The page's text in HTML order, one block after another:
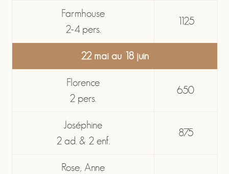
Farmhouse
2-4 pers.
1125
22 mai au 18 juin
Florence
2 pers.
650
Joséphine
2 ad. & 2 enf.
875
Rose, Anne